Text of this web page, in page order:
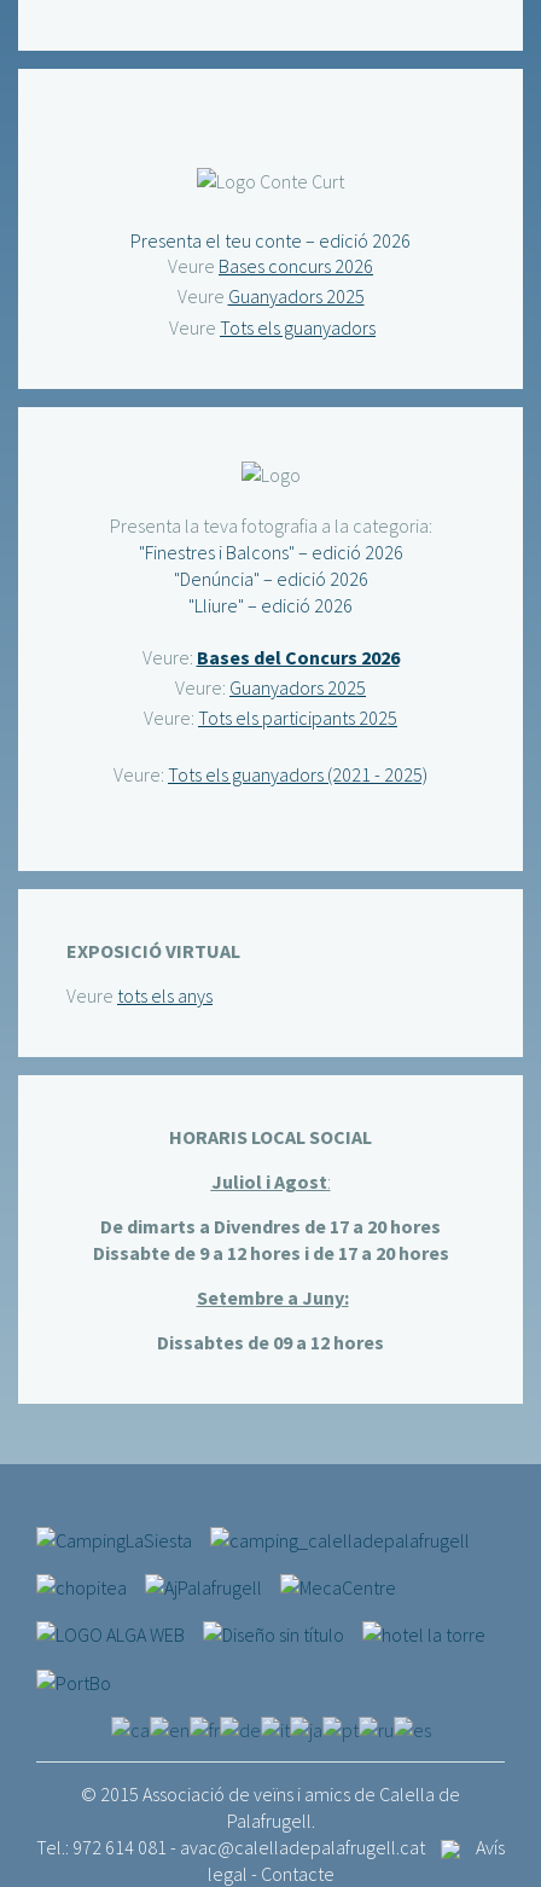
Presenta el teu conte – edició 2026
Veure Bases concurs 2026
Veure Guanyadors 2025
Veure Tots els guanyadors
Presenta la teva fotografia a la categoria:
"Finestres i Balcons" – edició 2026
"Denúncia" – edició 2026
"Lliure" – edició 2026
Veure: Bases del Concurs 2026
Veure: Guanyadors 2025
Veure: Tots els participants 2025
Veure: Tots els guanyadors (2021 - 2025)
EXPOSICIÓ VIRTUAL
Veure tots els anys
HORARIS LOCAL SOCIAL
Juliol i Agost:
De dimarts a Divendres de 17 a 20 hores
Dissabte de 9 a 12 hores i de 17 a 20 hores
Setembre a Juny:
Dissabtes de 09 a 12 hores
© 2015 Associació de veïns i amics de Calella de
Palafrugell.
Tel.: 972 614 081 - avac@calelladepalafrugell.cat
Avís
legal - Contacte